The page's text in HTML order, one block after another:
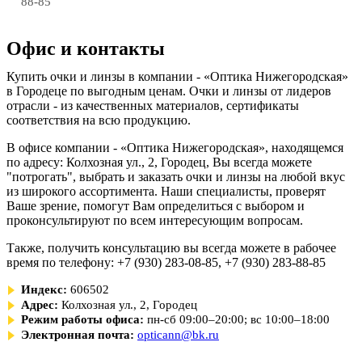
Офис и контакты
Купить очки и линзы в компании - «Оптика Нижегородская»
в Городеце по выгодным ценам. Очки и линзы от лидеров
отрасли - из качественных материалов, сертификаты
соответствия на всю продукцию.
В офисе компании - «Оптика Нижегородская», находящемся
по адресу: Колхозная ул., 2, Городец, Вы всегда можете
"потрогать", выбрать и заказать очки и линзы на любой вкус
из широкого ассортимента. Наши специалисты, проверят
Ваше зрение, помогут Вам определиться с выбором и
проконсультируют по всем интересующим вопросам.
Также, получить консультацию вы всегда можете в рабочее
время по телефону: +7 (930) 283-08-85, +7 (930) 283-88-85
Индекс: 606502
Адрес: Колхозная ул., 2, Городец
Режим работы офиса: пн-сб 09:00–20:00; вс 10:00–18:00
Электронная почта: opticann@bk.ru